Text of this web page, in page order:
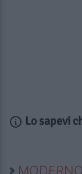
Lo sapevi